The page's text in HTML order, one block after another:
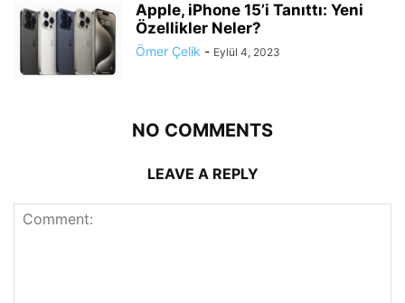
Apple, iPhone 15’i Tanıttı: Yeni
Özellikler Neler?
Ömer Çelik - Eylül 4, 2023
NO COMMENTS
LEAVE A REPLY